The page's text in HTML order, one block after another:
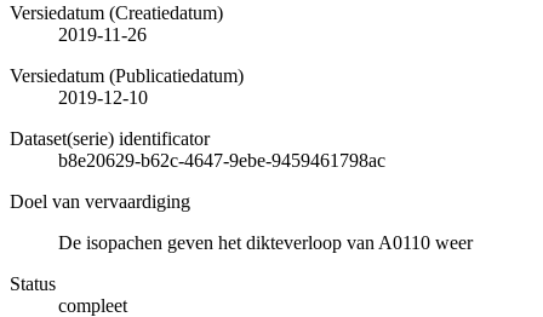
Versiedatum (Creatiedatum)
2019-11-26
Versiedatum (Publicatiedatum)
2019-12-10
Dataset(serie) identificator
b8e20629-b62c-4647-9ebe-9459461798ac
Doel van vervaardiging
De isopachen geven het dikteverloop van A0110 weer
Status
compleet